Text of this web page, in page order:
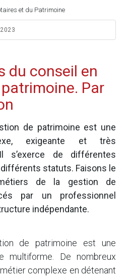
et du Patrimoine
du conseil en
Par
de patrimoine est une
exigeante et très
s’exerce de différentes
statuts. Faisons le
de la gestion de
par un professionnel
indépendante.
de patrimoine est une
multiforme. De nombreux
complexe en détenant